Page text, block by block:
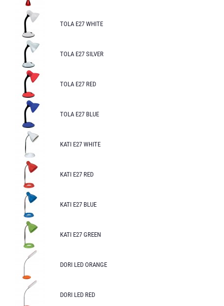
TOLA E27 WHITE
TOLA E27 SILVER
TOLA E27 RED
TOLA E27 BLUE
KATI E27 WHITE
KATI E27 RED
KATI E27 BLUE
KATI E27 GREEN
DORI LED ORANGE
DORI LED RED